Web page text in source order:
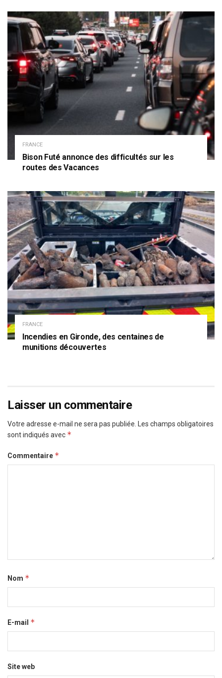
FRANCE
Bison Futé annonce des difficultés sur les
routes des Vacances
FRANCE
Incendies en Gironde, des centaines de
munitions découvertes
Laisser un commentaire
Votre adresse e-mail ne sera pas publiée.
Les champs obligatoires
sont indiqués avec *
Commentaire *
Nom *
E-mail *
Site web